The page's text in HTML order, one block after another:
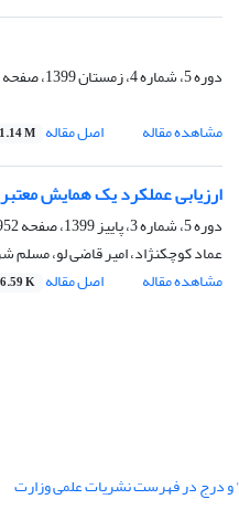
دوره 5، شماره 4، زمستان 1399، صفحه
مشاهده مقاله
اصل مقاله 1.14 M
ارزیابی عملکرد یک همایش
دوره 5، شماره 3، پاییز 1399، صفحه
عماد کوچکنژاد، امیر قاضی لو، مسلم
مشاهده مقاله
اصل مقاله K
درج در فهرست نشریات علمی وزارت